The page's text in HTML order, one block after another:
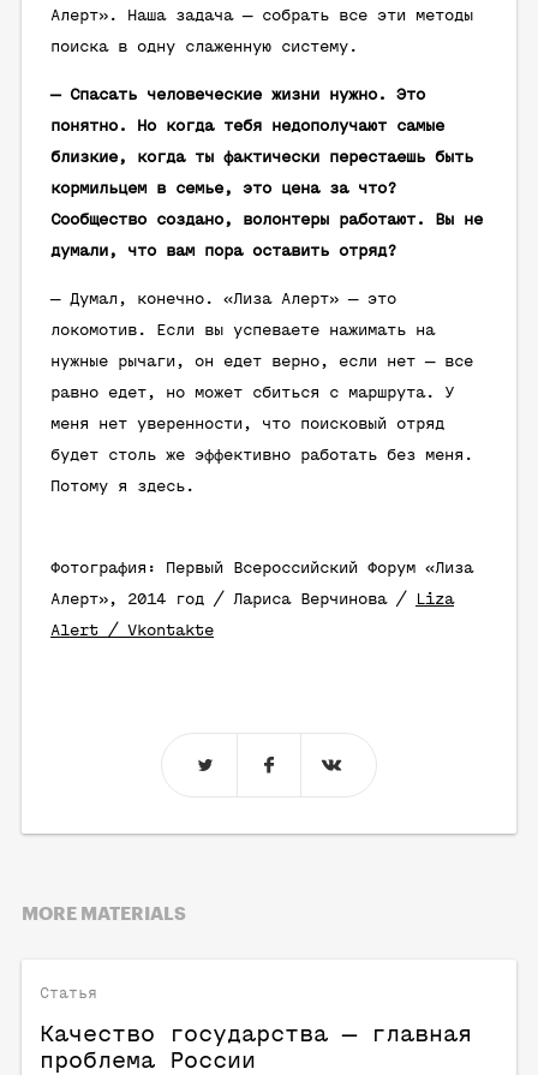
Алерт». Наша задача — собрать все эти методы
поиска в одну слаженную систему.
— Спасать человеческие жизни нужно. Это
понятно. Но когда тебя недополучают самые
близкие, когда ты фактически перестаешь быть
кормильцем в семье, это цена за что?
Сообщество создано, волонтеры работают. Вы не
думали, что вам пора оставить отряд?
— Думал, конечно. «Лиза Алерт» — это
локомотив. Если вы успеваете нажимать на
нужные рычаги, он едет верно, если нет — все
равно едет, но может сбиться с маршрута. У
меня нет уверенности, что поисковый отряд
будет столь же эффективно работать без меня.
Потому я здесь.
Фотография: Первый Всероссийский Форум «Лиза
Алерт», 2014 год / Лариса Верчинова /
Liza
Alert / Vkontakte
MORE MATERIALS
Статья
Качество государства — главная
проблема России